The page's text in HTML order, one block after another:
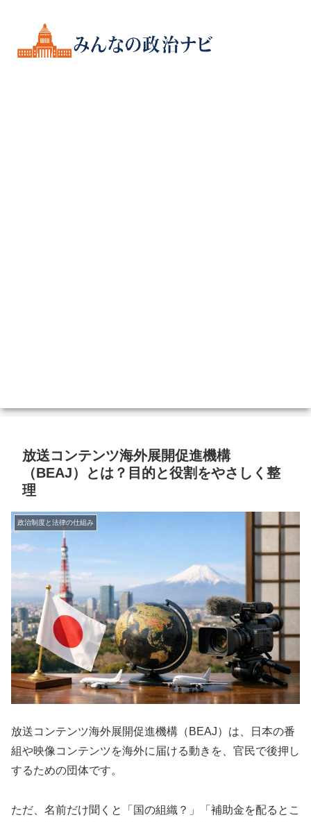
放送コンテンツ海外展開促進機構
（BEAJ）とは？目的と役割をやさしく整
理
政治制度と法律の仕組み
放送コンテンツ海外展開促進機構（BEAJ）は、日本の番
組や映像コンテンツを海外に届ける動きを、官民で後押し
するための団体です。
ただ、名前だけ聞くと「国の組織？」「補助金を配るとこ